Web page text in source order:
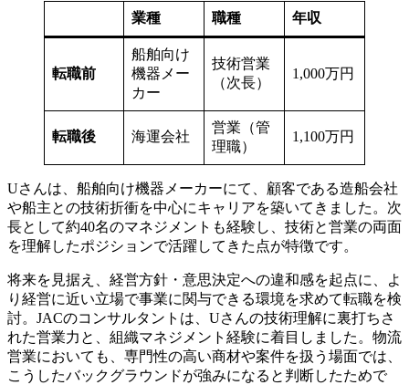
業種 職種 年収
転職前
船舶向け
機器メー
カー
技術営業
（次長）
1,000万円
転職後 海運会社
営業（管
理職）
1,100万円
Uさんは、船舶向け機器メーカーにて、顧客である造船会社
や船主との技術折衝を中心にキャリアを築いてきました。次
長として約40名のマネジメントも経験し、技術と営業の両面
を理解したポジションで活躍してきた点が特徴です。
将来を見据え、経営方針・意思決定への違和感を起点に、よ
り経営に近い立場で事業に関与できる環境を求めて転職を検
討。JACのコンサルタントは、Uさんの技術理解に裏打ちさ
れた営業力と、組織マネジメント経験に着目しました。物流
営業においても、専門性の高い商材や案件を扱う場面では、
こうしたバックグラウンドが強みになると判断したためで